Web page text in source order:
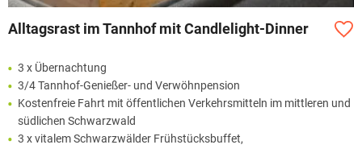
Alltagsrast im Tannhof mit Candlelight-Dinner
3 x Übernachtung
3/4 Tannhof-Genießer- und Verwöhnpension
Kostenfreie Fahrt mit öffentlichen Verkehrsmitteln im mittleren und
südlichen Schwarzwald
3 x vitalem Schwarzwälder Frühstücksbuffet,